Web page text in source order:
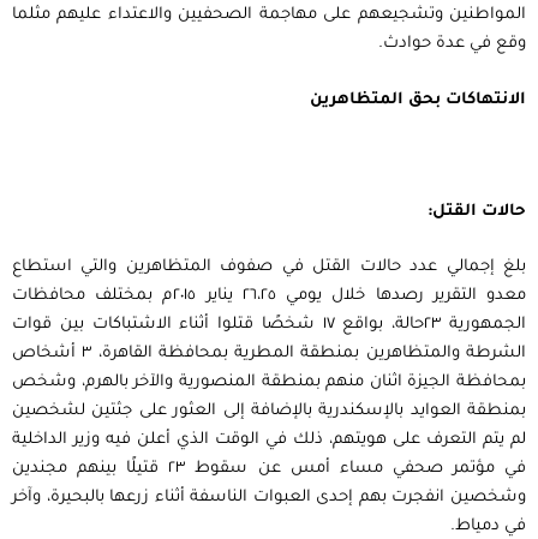
المواطنين وتشجيعهم على مهاجمة الصحفيين والاعتداء عليهم مثلما
وقع في عدة حوادث.
الانتهاكات بحق المتظاهرين
حالات القتل:
بلغ إجمالي عدد حالات القتل في صفوف المتظاهرين والتي استطاع
معدو التقرير رصدها خلال يومي ٢٦،٢٥ يناير ٢٠١٥م بمختلف محافظات
الجمهورية ٢٣حالة، بواقع ١٧ شخصًا قتلوا أثناء الاشتباكات بين قوات
الشرطة والمتظاهرين بمنطقة المطرية بمحافظة القاهرة، ٣ أشخاص
بمحافظة الجيزة اثنان منهم بمنطقة المنصورية والآخر بالهرم، وشخص
بمنطقة العوايد بالإسكندرية بالإضافة إلى العثور على جثتين لشخصين
لم يتم التعرف على هويتهم، ذلك في الوقت الذي أعلن فيه وزير الداخلية
في مؤتمر صحفي مساء أمس عن سقوط ٢٣ قتيلًا بينهم مجندين
وشخصين انفجرت بهم إحدى العبوات الناسفة أثناء زرعها بالبحيرة، وآخر
في دمياط.